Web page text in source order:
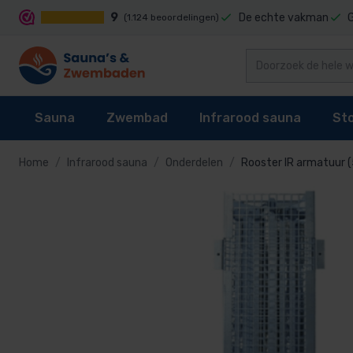
9 (1.124 beoordelingen) De echte vakman
Sauna
Sauna's
Binnensauna
Buitensauna
Zwembad
Zwembad
Zwembad robot
Zwembad
Reinigingsslang
Infrarood sauna
Home Infrarood sauna Onderdelen Rooster IR armatuur